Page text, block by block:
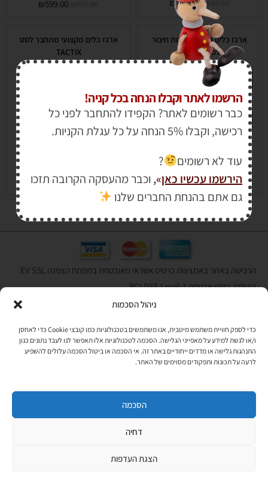
ניהול הסכמות
כדי לספק חוויית משתמש מיטבית, אנו משתמשים בטכנולוגיות כמו קובצי Cookie כדי לאחסן
ו/או לגשת למידע על מאפייני הגלישה. הסכמה לטכנולוגיות אלו תאפשר לנו לעבד נתונים כגון
התנהגות גלישה או מדדים ייחודיים באתר זה. אי הסכמה או ביטול הסכמה עלולים להשפיע
לרעה על תכונות ותפקודים מסוימים של האתר.
הסכמה
דחיה
הצגת העדפות
₪
₪499.00
₪599.00
ארגז כלים גדול +מגירות חיבור
לסט TACTIX
אזל המלאי
מבצע!
₪ 419.00
₪390.00
ארגז כלים מקצועי מתחבר לסט
TACTIX
מבצע!
₪218.00
₪199.00
הרכישה באתר באמצעות כרטיס אשראי מאובטחת במפתח הצפנה EV SSL
והעומד בתקן אבטחה PCI DSS Level-1
לתקנון האתר»
תהיו בקשר
להטריד. רק טיפים לשימושכם, מידע על דברים חדשים בחנות, מבצעים
וכדומה. מוזמנים להקליד את כתובת המייל שלכם:
הרשמו לאתר וקבלו הנחה בכל קניה!
כבר רשומים לאתר? הקפידו להתחבר לפני כל
רכישה, וקבלו 5% הנחה על כל עגלת הקניות.
עוד לא רשומים
?
הירשמו עכשיו כאן»
, וכבר מהעסקה הקרובה תזכו
גם אתם בהנחת החברים שלנו